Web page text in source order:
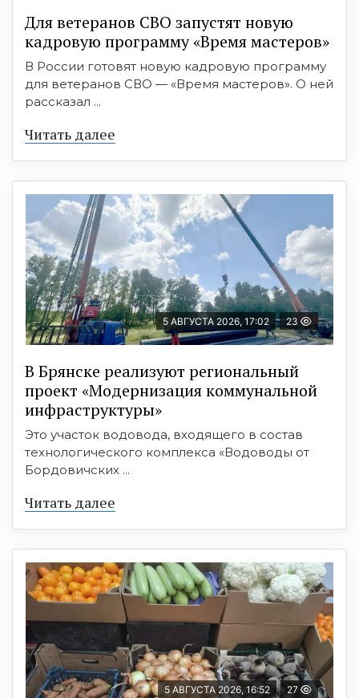
Для ветеранов СВО запустят новую
кадровую программу «Время мастеров»
В России готовят новую кадровую программу
для ветеранов СВО — «Время мастеров». О ней
рассказал ...
Читать далее
5 АВГУСТА 2026, 17:02 23
В Брянске реализуют региональный
проект «Модернизация коммунальной
инфраструктуры»
Это участок водовода, входящего в состав
технологического комплекса «Водоводы от
Бордовичских ...
Читать далее
5 АВГУСТА 2026, 16:52 27